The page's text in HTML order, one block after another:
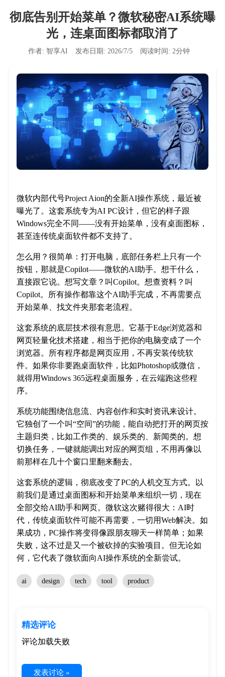
彻底告别开始菜单？微软秘密AI系统曝
光，连桌面图标都取消了
作者: 智享AI 发布日期: 2026/7/5 阅读时间: 2分钟
微软内部代号Project Aion的全新AI操作系统，最近被
曝光了。这套系统专为AI PC设计，但它的样子跟
Windows完全不同——没有开始菜单，没有桌面图标，
甚至连传统桌面软件都不支持了。
怎么用？很简单：打开电脑，底部任务栏上只有一个
按钮，那就是Copilot——微软的AI助手。想干什么，
直接跟它说。想写文章？叫Copilot。想查资料？叫
Copilot。所有操作都靠这个AI助手完成，不再需要点
开始菜单、找文件夹那套老流程。
这套系统的底层技术很有意思。它基于Edge浏览器和
网页轻量化技术搭建，相当于把你的电脑变成了一个
浏览器。所有程序都是网页应用，不再安装传统软
件。如果你非要跑桌面软件，比如Photoshop或微信，
就得用Windows 365远程桌面服务，在云端跑这些程
序。
系统功能围绕信息流、内容创作和实时资讯来设计。
它独创了一个叫“空间”的功能，能自动把打开的网页按
主题归类，比如工作类的、娱乐类的、新闻类的。想
切换任务，一键就能调出对应的网页组，不用再像以
前那样在几十个窗口里翻来翻去。
这套系统的逻辑，彻底改变了PC的人机交互方式。以
前我们是通过桌面图标和开始菜单来组织一切，现在
全部交给AI助手和网页。微软这次赌得很大：AI时
代，传统桌面软件可能不再需要，一切用Web解决。如
果成功，PC操作将变得像跟朋友聊天一样简单；如果
失败，这不过是又一个被砍掉的实验项目。但无论如
何，它代表了微软面向AI操作系统的全新尝试。
ai design tech tool product
精选评论
评论加载失败
发表讨论 »